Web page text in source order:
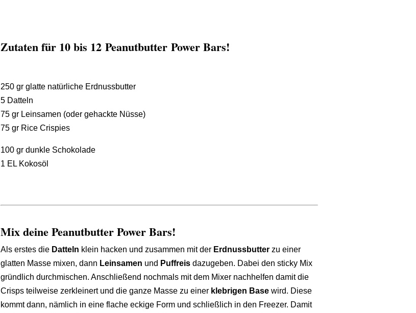
Zutaten für 10 bis 12 PeanutbutterPower Bars!
250 gr glatte natürliche Erdnussbutter
5 Datteln
75 gr Leinsamen (oder gehackte Nüsse)
75 gr Rice Crispies
100 gr dunkle Schokolade
1 EL Kokosöl
Mix deine Peanutbutter Power Bars!
Als erstes die Datteln klein hacken und zusammen mit der Erdnussbutterzu einer
glatten Masse mixen, dann Leinsamen und Puffreisdazugeben. Dabei den sticky Mix
gründlich durchmischen. Anschließend nochmals mit dem Mixer nachhelfen damit die
Crisps teilweise zerkleinert und die ganze Masse zu einer klebrigen Basewird. Diese
kommt dann, nämlich in eine flache eckige Form und schließlich in den Freezer. Damit